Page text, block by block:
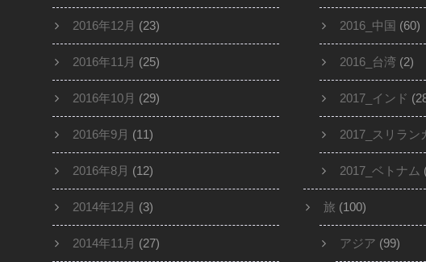
2016年12月 (23)
2016年11月 (25)
2016年10月 (29)
2016年9月 (11)
2016年8月 (12)
2014年12月 (3)
2014年11月 (27)
2016_中国 (60)
2016_台湾 (2)
2017_インド
2017_スリラン
2017_ベトナム
旅 (100)
アジア (99)